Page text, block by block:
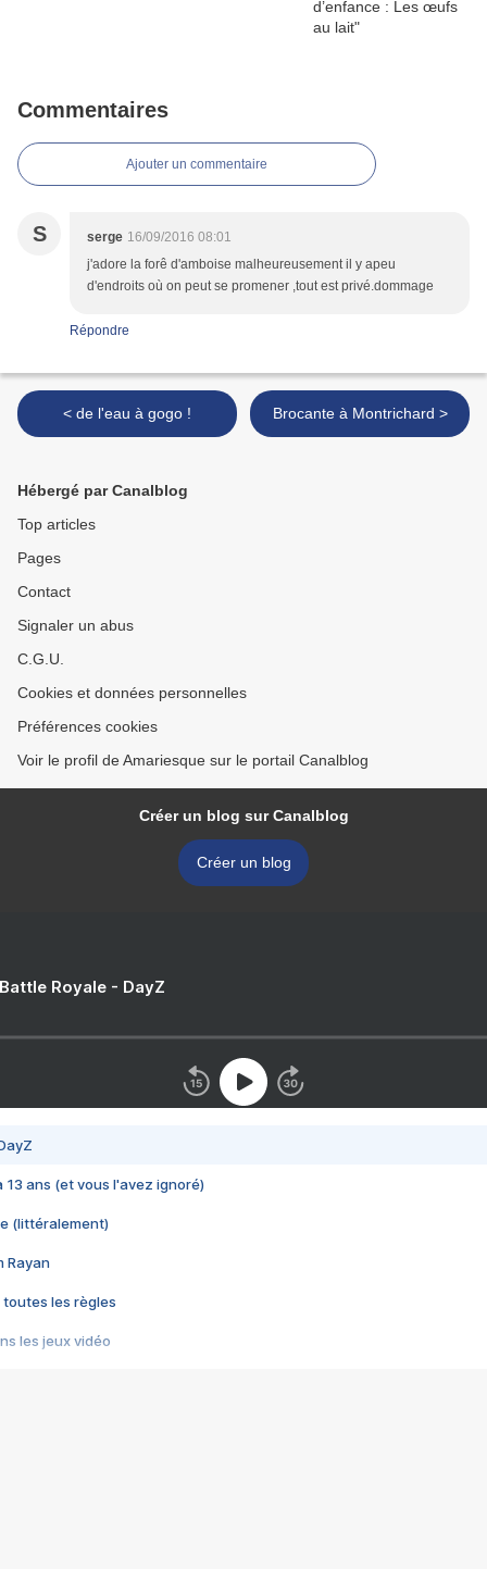
Commentaires
Ajouter un commentaire
S serge 16/09/2016 08:01
j'adore la forê d'amboise malheureusement il y apeu
d'endroits où on peut se promener ,tout est privé.dommage
Répondre
< de l'eau à gogo ! Brocante à Montrichard >
Hébergé par Canalblog
Top articles
Pages
Contact
Signaler un abus
C.G.U.
Cookies et données personnelles
Préférences cookies
Voir le profil de Amariesque sur le portail Canalblog
Créer un blog sur Canalblog
Créer un blog
Royale - DayZ
13 ans (et vous l'avez ignoré)
(littéralement)
Rayan
toutes les règles
les jeux vidéo